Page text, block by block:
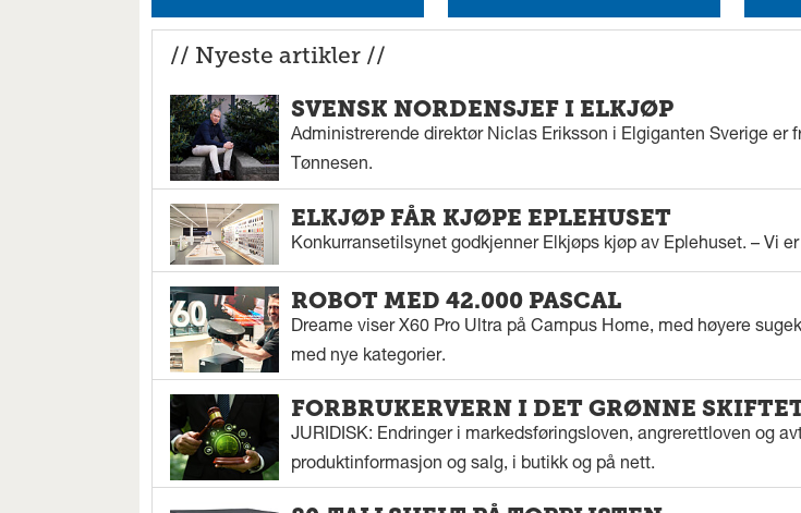
// Nyeste artikler //
SVENSK NORDENSJEF I ELKJØP
Administrerende direktør Niclas Eriksson i Elgiganten Sverige er
Tønnesen.
ELKJØP FÅR KJØPE EPLEHUSET
Konkurransetilsynet godkjenner Elkjøps kjøp av Eplehuset. – Vi
ROBOT MED 42.000 PASCAL
Dreame viser X60 Pro Ultra på Campus Home, med høyere
med nye kategorier.
FORBRUKERVERN I DET GRØNNE
JURIDISK: Endringer i markedsføringsloven, angrerettloven og
produktinformasjon og salg, i butikk og på nett.